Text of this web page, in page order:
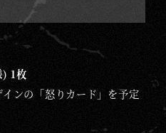
) 1枚
ンの「怒りカード」を予定